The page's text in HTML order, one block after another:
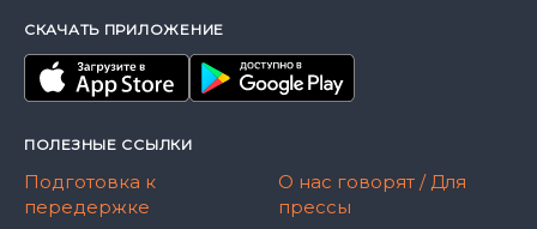
СКАЧАТЬ ПРИЛОЖЕНИЕ
ПОЛЕЗНЫЕ ССЫЛКИ
Подготовка к
передержке
О нас говорят / Для
прессы